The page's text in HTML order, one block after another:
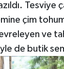
Tesviye
çim
ve
de butik